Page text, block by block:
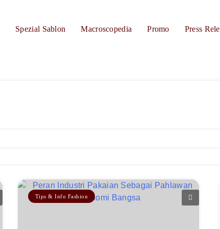
Spezial Sablon Macroscopedia Promo Press
Tips & Info Fashion